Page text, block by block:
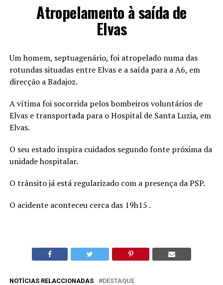
Atropelamento à saída de
Elvas
Um homem, septuagenário, foi atropelado numa das
rotundas situadas entre Elvas e a saída para a A6, em
direcção a Badajoz.
A vítima foi socorrida pelos bombeiros voluntários de
Elvas e transportada para o Hospital de Santa Luzia, em
Elvas.
O seu estado inspira cuidados segundo fonte próxima da
unidade hospitalar.
O trânsito já está regularizado com a presença da PSP.
O acidente aconteceu cerca das 19h15 .
NOTÍCIAS RELACCIONADAS DESTAQUE